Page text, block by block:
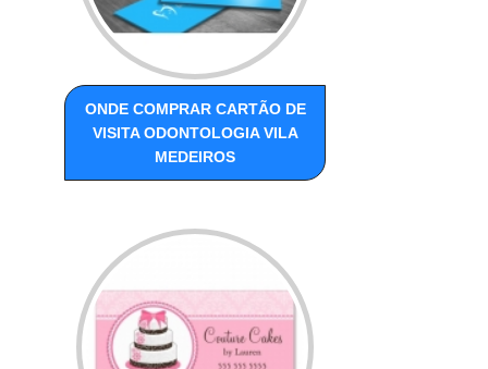
ONDE COMPRAR CARTÃO DE
VISITA ODONTOLOGIA VILA
MEDEIROS